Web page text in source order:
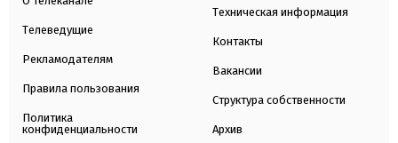
Телеведущие
Рекламодателям
Правила пользования
Политика
конфиденциальности
Техническая информация
Контакты
Вакансии
Структура собственности
Архив